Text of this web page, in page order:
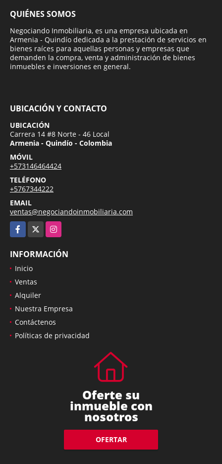
QUIÉNES SOMOS
Negociando Inmobiliaria, es una empresa ubicada en
Armenia - Quindío dedicada a la prestación de servicios en
bienes raíces para aquellas personas y empresas que
demanden la compra, venta y administración de bienes
inmuebles e inversiones en general.
UBICACIÓN Y CONTACTO
UBICACIÓN
Carrera 14 #8 Norte - 46 Local
Armenia - Quindío - Colombia
MÓVIL
+573146464424
TELÉFONO
+5767344222
EMAIL
ventas@negociandoinmobiliaria.com
Facebook
Instagram
INFORMACIÓN
Inicio
Ventas
Alquiler
Nuestra Empresa
Contáctenos
Políticas de privacidad
Oferte su
inmueble con
nosotros
OFERTAR